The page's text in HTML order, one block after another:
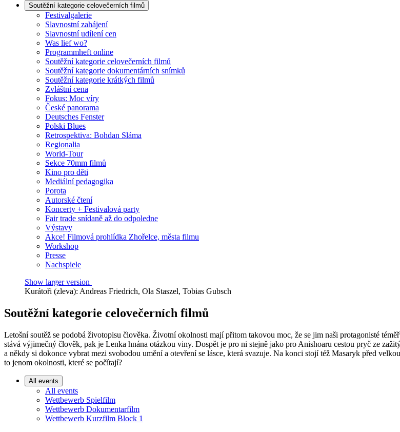
Soutěžní kategorie celovečerních filmů
Festivalgalerie
Slavnostní zahájení
Slavnostní udílení cen
Was lief wo?
Programmheft online
Soutěžní kategorie celovečerních filmů
Soutěžní kategorie dokumentárních snímků
Soutěžní kategorie krátkých filmů
Zvláštní cena
Fokus: Moc víry
České panorama
Deutsches Fenster
Polski Blues
Retrospektiva: Bohdan Sláma
Regionalia
World-Tour
Sekce 70mm filmů
Kino pro děti
Mediální pedagogika
Porota
Autorské čtení
Koncerty + Festivalová party
Fair trade snídaně až do odpoledne
Výstavy
Akce! Filmová prohlídka Zhořelce, města filmu
Workshop
Presse
Nachspiele
Show larger version
Kurátoři (zleva): Andreas Friedrich, Ola Staszel, Tobias Gubsch
Soutěžní kategorie celovečerních filmů
Letošní soutěž se podobá životopisu člověka. Životní okolnosti mají přitom takovou moc, že se jim naši protagonisté
stává výjimečný člověk, pak je Lenka hnána otázkou viny. Dospět je pro ni stejně jako pro Anishoaru cestou pryč ze
a někdy si dokonce vybrat mezi svobodou umění a otevření se lásce, která svazuje. Na konci stojí též Masaryk před
to jenom okolnosti, které se počítají?
All events
All events
Wettbewerb Spielfilm
Wettbewerb Dokumentarfilm
Wettbewerb Kurzfilm Block 1